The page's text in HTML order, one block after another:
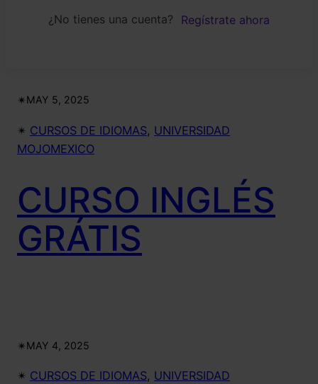
¿No tienes una cuenta? Regístrate ahora
✴︎MAY 5, 2025
✴︎ CURSOS DE IDIOMAS, UNIVERSIDAD
MOJOMEXICO
CURSO INGLÉS
GRÁTIS
✴︎MAY 4, 2025
✴︎ CURSOS DE IDIOMAS, UNIVERSIDAD